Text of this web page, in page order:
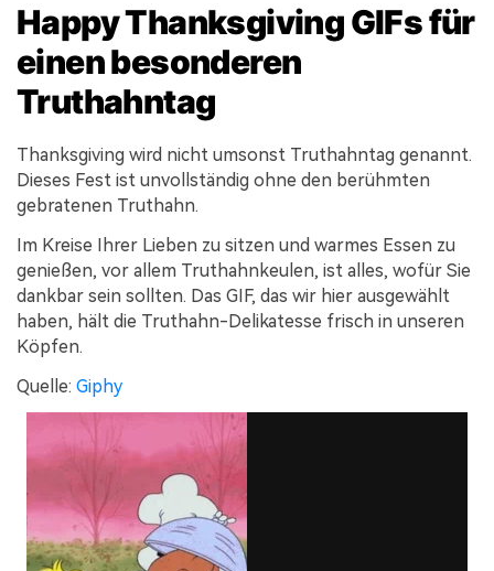
Happy Thanksgiving GIFs für
einen besonderen
Truthahntag
Thanksgiving wird nicht umsonst Truthahntag genannt.
Dieses Fest ist unvollständig ohne den berühmten
gebratenen Truthahn.
Im Kreise Ihrer Lieben zu sitzen und warmes Essen zu
genießen, vor allem Truthahnkeulen, ist alles, wofür Sie
dankbar sein sollten. Das GIF, das wir hier ausgewählt
haben, hält die Truthahn-Delikatesse frisch in unseren
Köpfen.
Quelle: Giphy